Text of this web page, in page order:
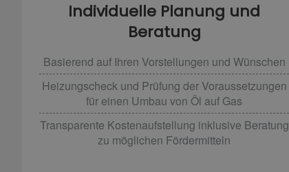
Individuelle Planung und
Beratung
Basierend auf Ihren Vorstellungen und Wünschen
Heizungscheck und Prüfung der Voraussetzungen
für einen Umbau von Öl auf Gas
Transparente Kostenaufstellung inklusive Beratung
zu möglichen Fördermitteln